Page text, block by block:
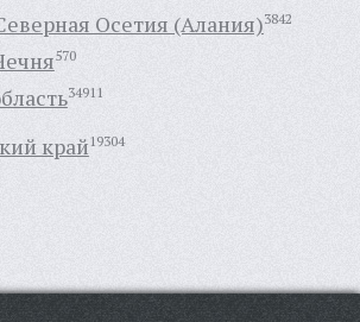
Осетия (Алания)3842
570
34911
край19304